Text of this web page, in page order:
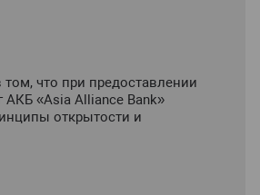
что при предоставлении
АКБ «Asia Alliance Bank»
открытости и